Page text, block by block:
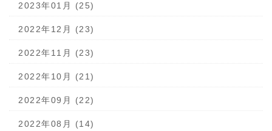
2023年01月 (25)
2022年12月 (23)
2022年11月 (23)
2022年10月 (21)
2022年09月 (22)
2022年08月 (14)